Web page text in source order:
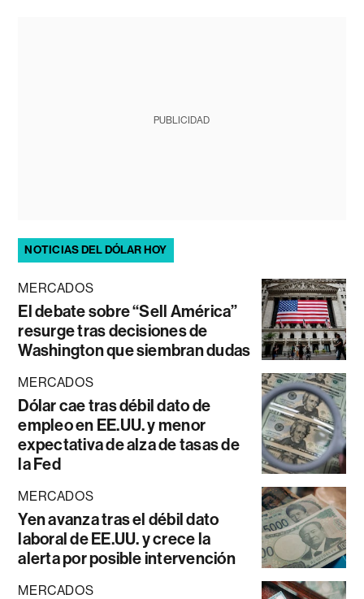
PUBLICIDAD
NOTICIAS DEL DÓLAR HOY
MERCADOS
El debate sobre “Sell América”
resurge tras decisiones de
Washington que siembran dudas
MERCADOS
Dólar cae tras débil dato de
empleo en EE.UU. y menor
expectativa de alza de tasas de
la Fed
MERCADOS
Yen avanza tras el débil dato
laboral de EE.UU. y crece la
alerta por posible intervención
MERCADOS